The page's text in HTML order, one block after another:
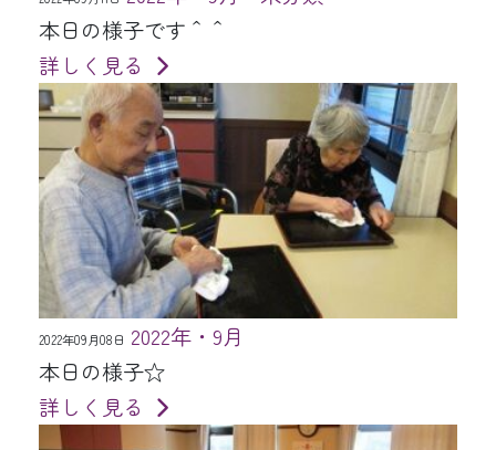
本日の様子です＾＾
詳しく見る
2022年09月08日 2022年・9月
本日の様子☆
詳しく見る